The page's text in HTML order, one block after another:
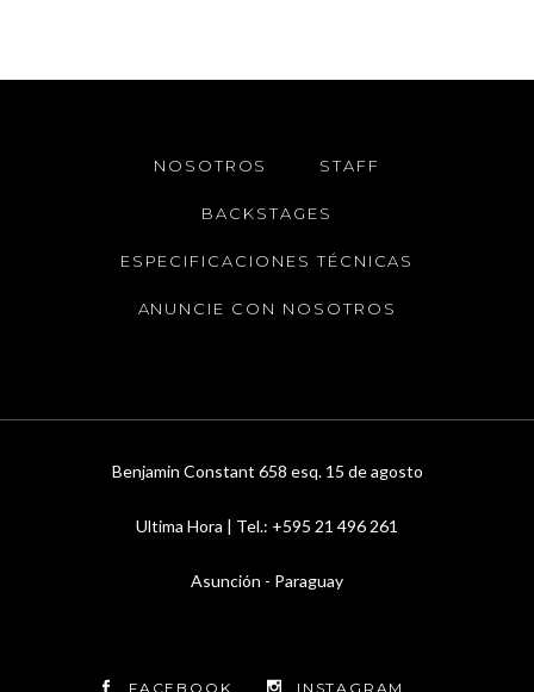
NOSOTROS STAFF
BACKSTAGES
ESPECIFICACIONES TÉCNICAS
ANUNCIE CON NOSOTROS
Benjamin Constant 658 esq. 15 de agosto
Ultima Hora | Tel.: +595 21 496 261
Asunción - Paraguay
FACEBOOK INSTAGRAM